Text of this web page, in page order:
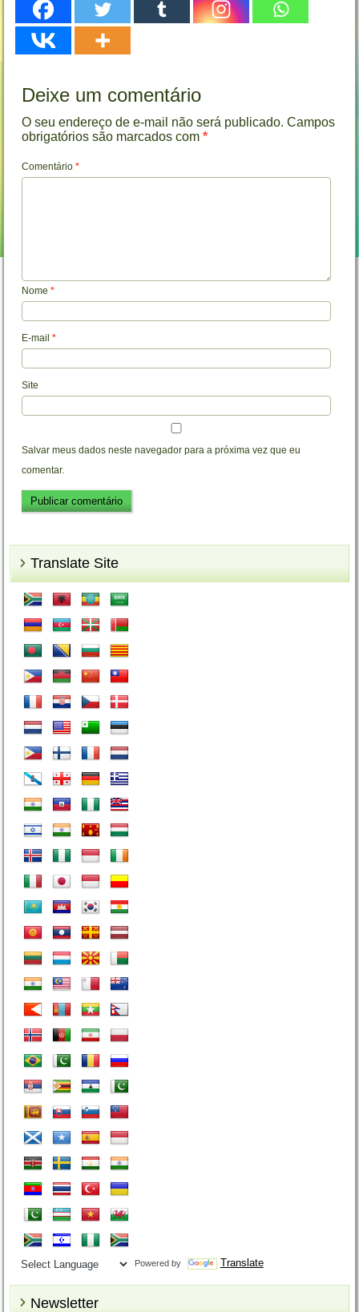
Deixe um comentário
O seu endereço de e-mail não será publicado. Campos
obrigatórios são marcados com*
Comentário*
Nome*
E-mail*
Site
Salvar meus dados neste navegador para a próxima vez que eu
comentar.
Translate Site
Powered by Translate
Newsletter